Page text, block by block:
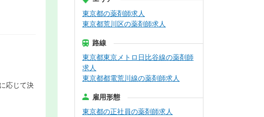
応じて決
東京都の薬剤師求人
東京都荒川区の薬剤師求人
路線
東京都東京メトロ日比谷線の薬剤師
求人
東京都都電荒川線の薬剤師求人
雇用形態
東京都の正社員の薬剤師求人